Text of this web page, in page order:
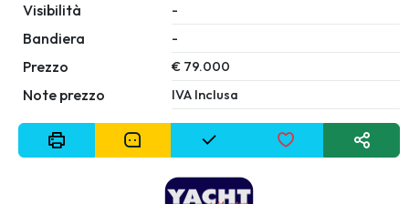
Visibilità -
Bandiera -
Prezzo € 79.000
Note prezzo IVA Inclusa